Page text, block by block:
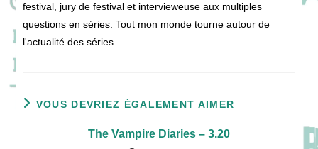
festival, jury de festival et intervieweuse aux multiples
questions en séries. Tout mon monde tourne autour de
l'actualité des séries.
VOUS DEVRIEZ ÉGALEMENT AIMER
The Vampire Diaries – 3.20